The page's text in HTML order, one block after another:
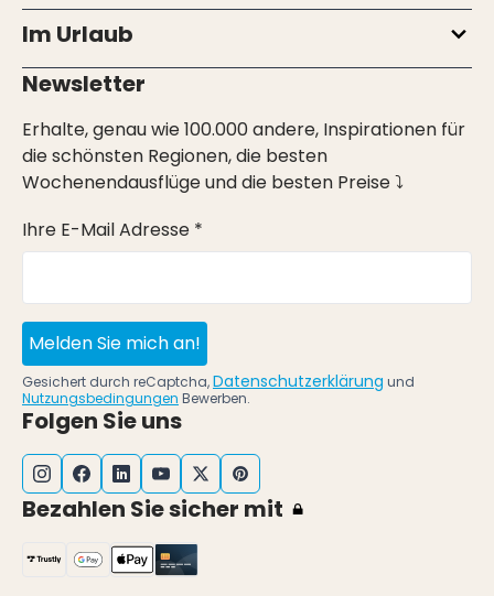
Im Urlaub
Newsletter
Erhalte, genau wie 100.000 andere, Inspirationen für
die schönsten Regionen, die besten
Wochenendausflüge und die besten Preise ⤵
Ihre E-Mail Adresse *
Melden Sie mich an!
Gesichert durch reCaptcha,Datenschutzerklärung und
Nutzungsbedingungen Bewerben.
Folgen Sie uns
Bezahlen Sie sicher mit